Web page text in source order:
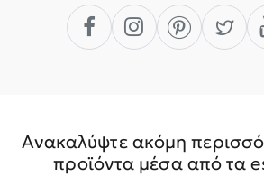
Ανακαλύψτε ακόμη
προϊόντα μέσα από τα